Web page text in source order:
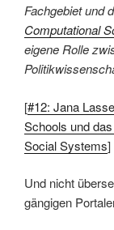
Fachgebiet und
Computational
eigene Rolle
[#12: Jana
Schools und
Social Systems]
Und nicht
gängigen